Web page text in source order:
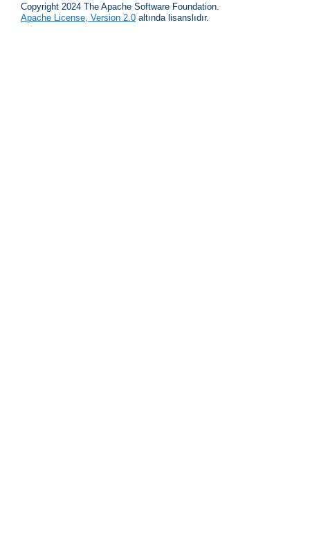
Copyright 2024 The Apache Software Foundation.
Apache License, Version 2.0 altında lisanslıdır.